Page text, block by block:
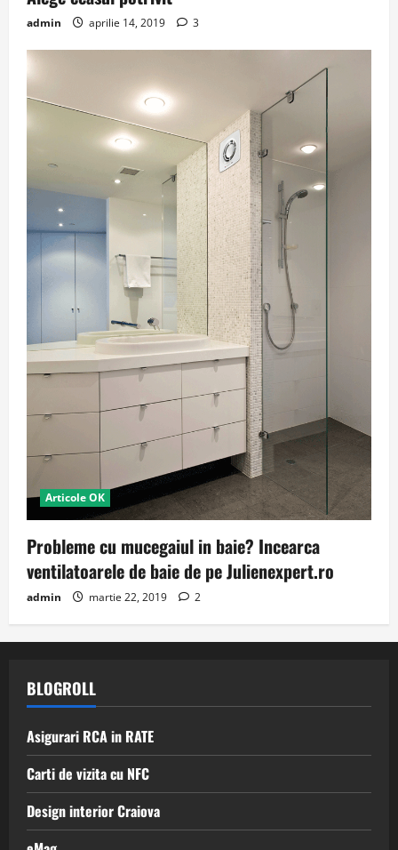
admin aprilie 14, 2019 3
Articole OK
Probleme cu mucegaiul in baie? Incearca
ventilatoarele de baie de pe Julienexpert.ro
admin martie 22, 2019 2
BLOGROLL
Asigurari RCA in RATE
Carti de vizita cu NFC
Design interior Craiova